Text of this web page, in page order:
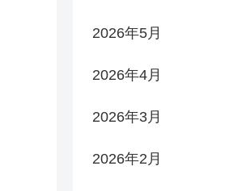
2026年5月
2026年4月
2026年3月
2026年2月